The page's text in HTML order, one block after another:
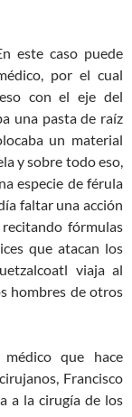
este caso puede
por el cual
con el eje del
una pasta de raíz
un material
y sobre todo eso,
especie de férula
faltar una acción
recitando fórmulas
que atacan los
viaja al
hombres de otros
que hace
Francisco
a la cirugía de los